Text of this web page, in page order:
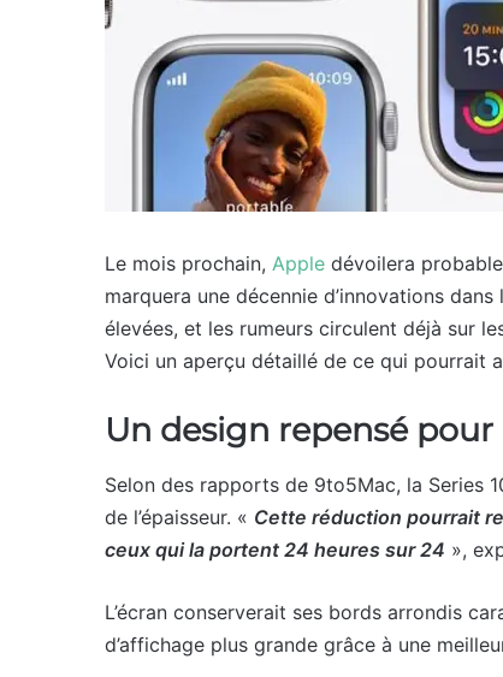
Le mois prochain, Apple dévoilera
marquera une décennie d’innovations
élevées, et les rumeurs circulent déjà sur
Voici un aperçu détaillé de ce qui pourrait
Un design repensé
Selon des rapports de 9to5Mac, la Series
de l’épaisseur. « Cette réduction pourrait
ceux qui la portent 24 heures sur 24 »,
L’écran conserverait ses bords arrondis
d’affichage plus grande grâce à une